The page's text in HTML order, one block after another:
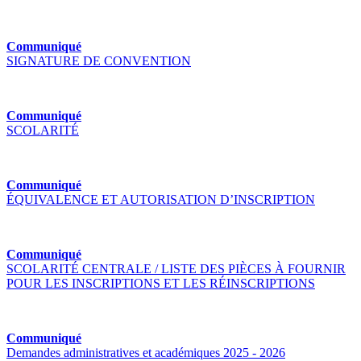
Communiqué
SIGNATURE DE CONVENTION
Communiqué
SCOLARITÉ
Communiqué
ÉQUIVALENCE ET AUTORISATION D’INSCRIPTION
Communiqué
SCOLARITÉ CENTRALE / LISTE DES PIÈCES À FOURNIR
POUR LES INSCRIPTIONS ET LES RÉINSCRIPTIONS
Communiqué
Demandes administratives et académiques 2025 - 2026